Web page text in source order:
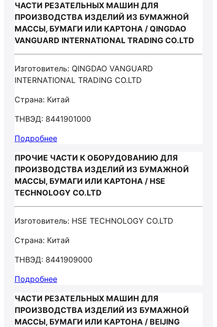
ЧАСТИ РЕЗАТЕЛЬНЫХ МАШИН ДЛЯ
ПРОИЗВОДСТВА ИЗДЕЛИЙ ИЗ БУМАЖНОЙ
МАССЫ, БУМАГИ ИЛИ КАРТОНА / QINGDAO
VANGUARD INTERNATIONAL TRADING CO.LTD
Изготовитель: QINGDAO VANGUARD
INTERNATIONAL TRADING CO.LTD
Страна: Китай
ТНВЭД: 8441901000
Подробнее
ПРОЧИЕ ЧАСТИ К ОБОРУДОВАНИЮ ДЛЯ
ПРОИЗВОДСТВА ИЗДЕЛИЙ ИЗ БУМАЖНОЙ
МАССЫ, БУМАГИ ИЛИ КАРТОНА / HSE
TECHNOLOGY CO.LTD
Изготовитель: HSE TECHNOLOGY CO.LTD
Страна: Китай
ТНВЭД: 8441909000
Подробнее
ЧАСТИ РЕЗАТЕЛЬНЫХ МАШИН ДЛЯ
ПРОИЗВОДСТВА ИЗДЕЛИЙ ИЗ БУМАЖНОЙ
МАССЫ, БУМАГИ ИЛИ КАРТОНА / BEIJING